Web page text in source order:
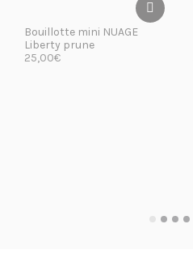
Bouillotte mini NUAGE
Liberty prune
25,00€